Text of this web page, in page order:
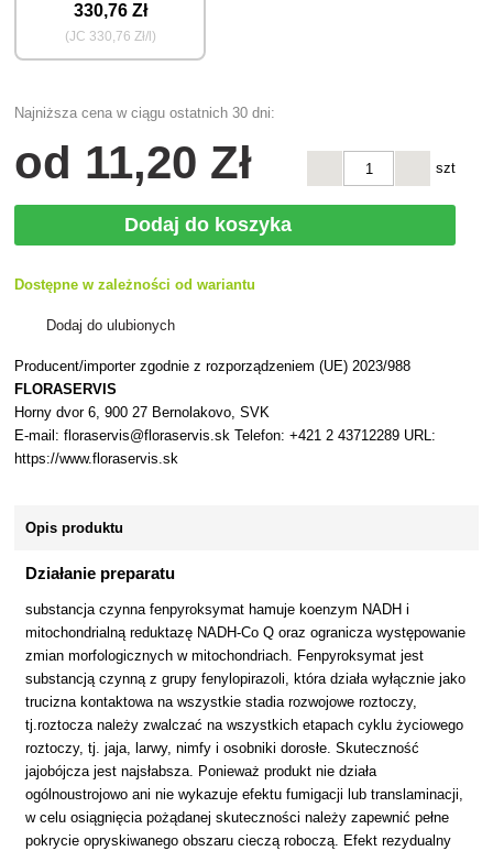
330,76 Zł
(JC 330,76 Zł/l)
Najniższa cena w ciągu ostatnich 30 dni:
od 11,20 Zł szt
Dodaj do koszyka
Dostępne w zależności od wariantu
Dodaj do ulubionych
Producent/importer zgodnie z rozporządzeniem (UE) 2023/988
FLORASERVIS
Horny dvor 6, 900 27 Bernolakovo, SVK
E-mail: floraservis@floraservis.sk Telefon: +421 2 43712289 URL:
https://www.floraservis.sk
Opis produktu
Działanie preparatu
substancja czynna fenpyroksymat hamuje koenzym NADH i
mitochondrialną reduktazę NADH-Co Q oraz ogranicza występowanie
zmian morfologicznych w mitochondriach. Fenpyroksymat jest
substancją czynną z grupy fenylopirazoli, która działa wyłącznie jako
trucizna kontaktowa na wszystkie stadia rozwojowe roztoczy,
tj.roztocza należy zwalczać na wszystkich etapach cyklu życiowego
roztoczy, tj. jaja, larwy, nimfy i osobniki dorosłe. Skuteczność
jajobójcza jest najsłabsza. Ponieważ produkt nie działa
ogólnoustrojowo ani nie wykazuje efektu fumigacji lub translaminacji,
w celu osiągnięcia pożądanej skuteczności należy zapewnić pełne
pokrycie opryskiwanego obszaru cieczą roboczą. Efekt rezydualny